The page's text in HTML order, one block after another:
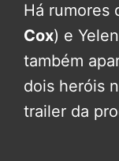
Há rumores
Cox) e
também
dois heróis
trailer da